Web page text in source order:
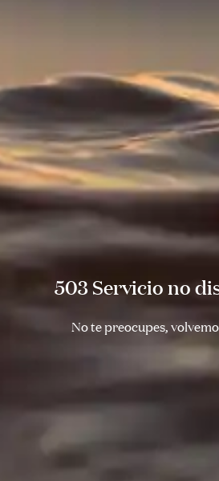
503 Servicio no
No te preocupes,